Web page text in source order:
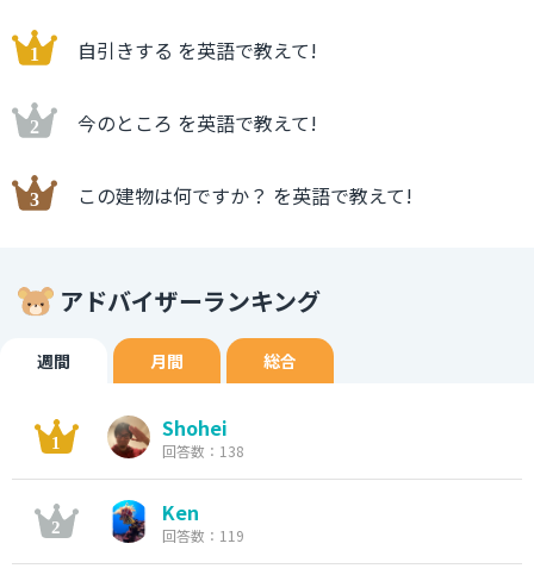
自引きする を英語で教えて!
今のところ を英語で教えて!
この建物は何ですか？ を英語で教えて!
アドバイザーランキング
週間 月間 総合
Shohei
回答数：138
Ken
回答数：119